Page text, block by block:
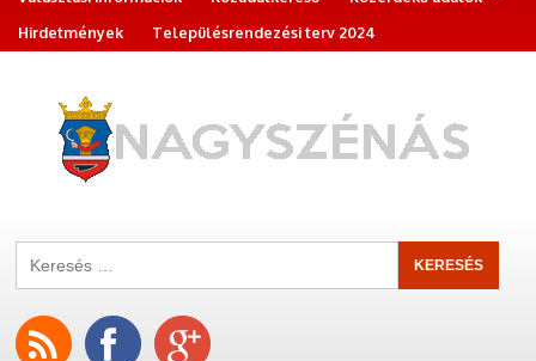
Hirdetmények
Településrendezési terv 2024